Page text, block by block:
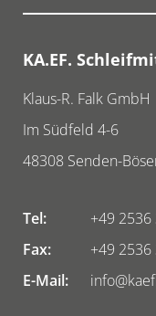
KA.EF.
Klaus-R. Falk GmbH
Im Südfeld 4-6
48308 Senden-
Tel:
+49
Fax:
+49 2536
E-Mail: